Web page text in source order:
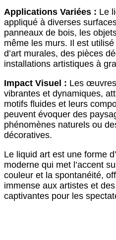
Applications Variées : Le
appliqué à diverses
panneaux de bois, les
même les murs. Il est
d’art murales, des pièces
installations artistiques à
Impact Visuel : Les
vibrantes et dynamiques,
motifs fluides et leurs
peuvent évoquer des
phénomènes naturels ou
décoratives.
Le liquid art est une forme
moderne qui met l’accent
couleur et la spontanéité,
immense aux artistes et
captivantes pour les